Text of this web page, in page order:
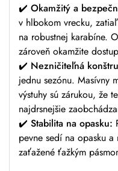
✔️ Okamžitý a
v hlbokom vrecku,
na robustnej karabíne.
zároveň okamžite
✔️ Nezničiteľná
jednu sezónu. Masívny
výstuhy sú zárukou, že
najdrsnejšie
✔️ Stabilita na opasku:
pevne sedí na opasku
zaťažené ťažkým